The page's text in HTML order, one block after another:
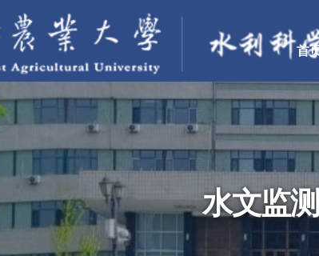
首
水文监